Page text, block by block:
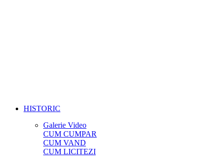
HISTORIC
Galerie Video
CUM CUMPAR
CUM VAND
CUM LICITEZI